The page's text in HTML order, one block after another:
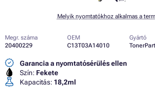
Melyik nyomtatókhoz alkalmas a
Megr. száma
20400229
OEM
C13T03A14010
Gyártó
Garancia a nyomtatósérülés ellen
Szín: Fekete
Kapacitás: 18,2ml